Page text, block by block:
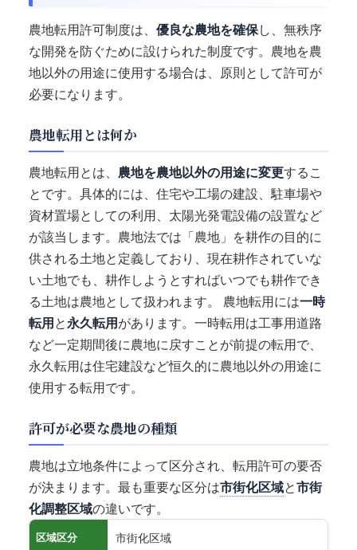
農地転用許可制度は、 優良な農地を確保し、無秩序
な開発を防ぐために設けられた制度です。農地を農
地以外の用途に使用する場合は、原則として許可が
必要になります。
農地転用とは何か
農地転用とは、 農地を農地以外の用途に変更するこ
とです。具体的には、住宅や工場の建設、駐車場や
資材置場としての利用、太陽光発電設備の設置など
が該当します。農地法では「農地」を耕作の目的に
供される土地と定義しており、現在耕作されていな
い土地でも、耕作しようとすればいつでも耕作でき
る土地は農地として扱われます。 農地転用には一時
転用と永久転用があります。一時転用は工事用道路
など一定期間後に農地に戻すことが前提の転用で、
永久転用は住宅建設など恒久的に農地以外の用途に
使用する転用です。
許可が必要な農地の種類
農地は立地条件によって区分され、転用許可の要否
が決まります。最も重要な区分は市街化区域と市街
化調整区域の違いです。
区域区分 市街化区域